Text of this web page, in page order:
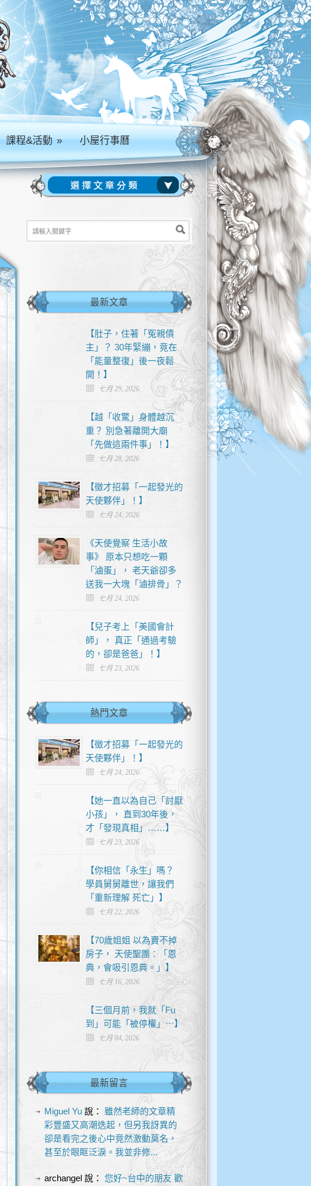
課程&活動» 小屋行事曆
最新文章
【肚子，住著「冤親債
主」？ 30年緊繃，竟在
「能量整復」後一夜鬆
開！】
七月 29, 2026
【越「收驚」身體越沉
重？ 別急著離開大廟
「先做這兩件事」！】
七月 28, 2026
【徵才招募「一起發光的
天使夥伴」！】
七月 24, 2026
《天使覺察 生活小故
事》 原本只想吃一顆
「滷蛋」， 老天爺卻多
送我一大塊「滷排骨」？
七月 24, 2026
【兒子考上「美國會計
師」， 真正「通過考驗
的，卻是爸爸」！】
七月 23, 2026
熱門文章
【徵才招募「一起發光的
天使夥伴」！】
七月 24, 2026
【她一直以為自己「討厭
小孩」， 直到30年後，
才「發現真相」……】
七月 23, 2026
【你相信「永生」嗎？
學員舅舅離世，讓我們
「重新理解 死亡」】
七月 22, 2026
【70歲姐姐 以為賣不掉
房子， 天使聖團：「恩
典，會吸引恩典。」】
七月 16, 2026
【三個月前，我就「Fu
到」可能「被停權」⋯】
七月 04, 2026
最新留言
Miguel Yu說： 雖然老師的文章精
彩豐盛又高潮迭起，但另我訝異的
卻是看完之後心中竟然激動莫名，
甚至於眼眶泛淚。我並非修...
archangel說： 您好~台中的朋友 歡